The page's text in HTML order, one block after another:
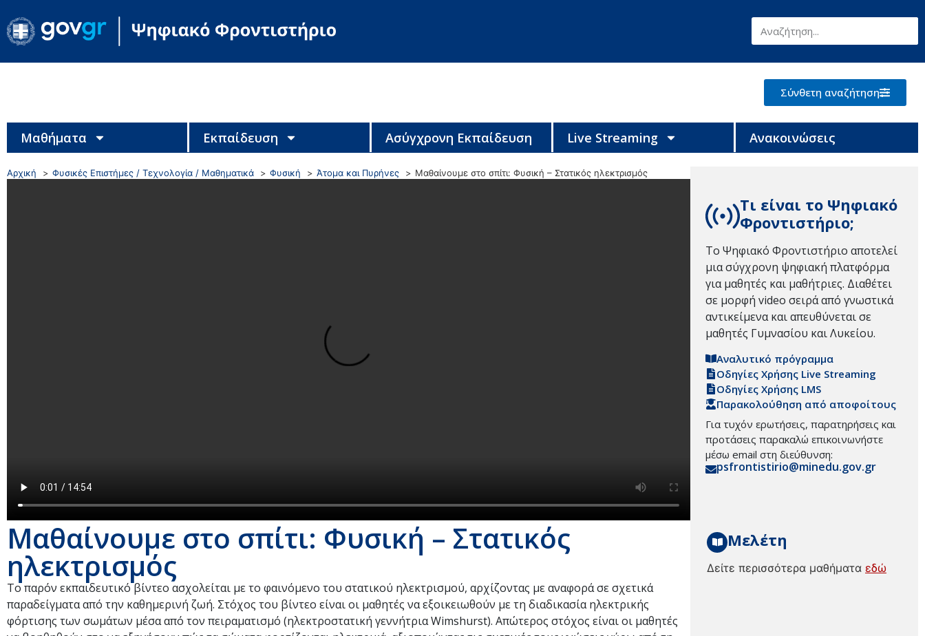
Σύνθετη αναζήτηση
Μαθήματα Εκπαίδευση Ασύγχρονη Εκπαίδευση Live Streaming Ανακοινώσεις
Αρχική Φυσικές Επιστήμες / Τεχνολογία / Μαθηματικά Φυσική Άτομα και Πυρήνες Μαθαίνουμε στο σπίτι: Φυσική – Στατικός ηλεκτρισμός
Μαθαίνουμε στο σπίτι: Φυσική – Στατικός
ηλεκτρισμός
Το παρόν εκπαιδευτικό βίντεο ασχολείται με το φαινόμενο του στατικού ηλεκτρισμού, αρχίζοντας με αναφορά σε σχετικά
παραδείγματα από την καθημερινή ζωή. Στόχος του βίντεο είναι οι μαθητές να εξοικειωθούν με τη διαδικασία ηλεκτρικής
φόρτισης των σωμάτων μέσα από τον πειραματισμό (ηλεκτροστατική γεννήτρια Wimshurst). Απώτερος στόχος είναι οι μαθητές
Τι είναι το Ψηφιακό
Φροντιστήριο;
Το Ψηφιακό Φροντιστήριο αποτελεί
μια σύγχρονη ψηφιακή πλατφόρμα
για μαθητές και μαθήτριες. Διαθέτει
σε μορφή video σειρά από γνωστικά
αντικείμενα και απευθύνεται σε
μαθητές Γυμνασίου και Λυκείου.
Αναλυτικό πρόγραμμα
Οδηγίες Χρήσης Live Streaming
Οδηγίες Χρήσης LMS
Παρακολούθηση από αποφοίτους
Για τυχόν ερωτήσεις, παρατηρήσεις και
προτάσεις παρακαλώ επικοινωνήστε
μέσω email στη διεύθυνση:
psfrontistirio@minedu.gov.gr
Μελέτη
Δείτε περισσότερα μαθήματα εδώ